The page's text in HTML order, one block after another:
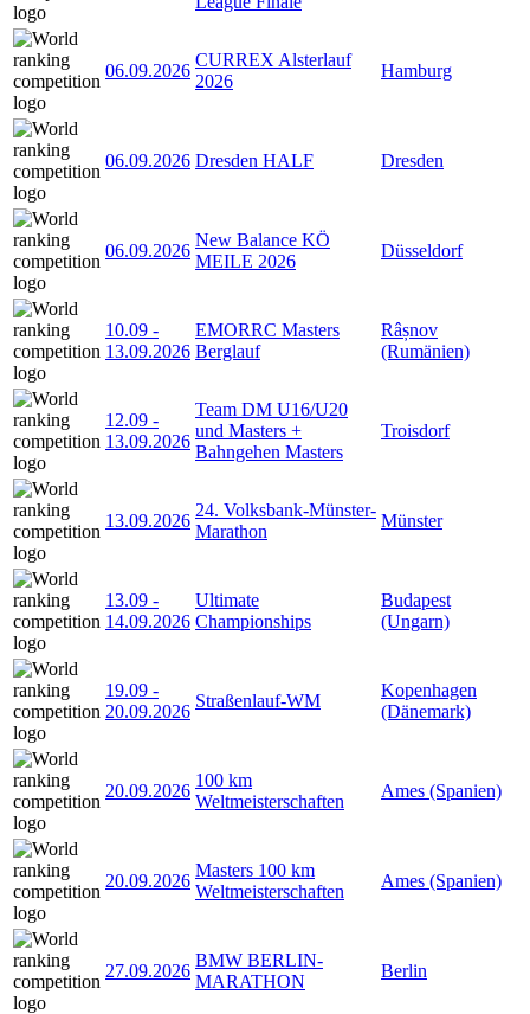
06.09.2026
CURREX Alsterlauf
2026
Hamburg
06.09.2026 Dresden HALF Dresden
06.09.2026
New Balance KÖ
MEILE 2026
Düsseldorf
10.09 -
13.09.2026
EMORRC Masters
Berglauf
Râșnov
(Rumänien)
12.09 -
13.09.2026
Team DM U16/U20
und Masters +
Bahngehen Masters
Troisdorf
13.09.2026
24. Volksbank-Münster-
Marathon
Münster
13.09 -
14.09.2026
Ultimate
Championships
Budapest
(Ungarn)
19.09 -
20.09.2026
Straßenlauf-WM
Kopenhagen
(Dänemark)
20.09.2026
100 km
Weltmeisterschaften
Ames (Spanien)
20.09.2026
Masters 100 km
Weltmeisterschaften
Ames (Spanien)
27.09.2026
BMW BERLIN-
MARATHON
Berlin